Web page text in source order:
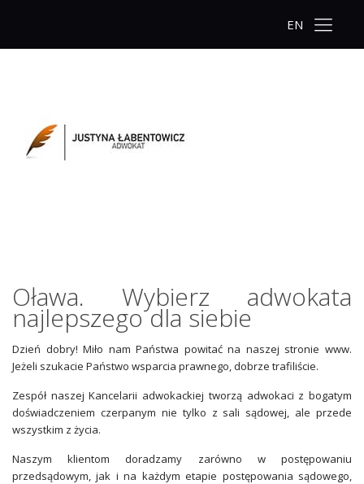
EN
Oława. Wybierz adwokata
najlepszego dla siebie
Dzień dobry! Miło nam Państwa powitać na naszej stronie www.
Jeżeli szukacie Państwo wsparcia prawnego, dobrze trafiliście.
Zespół naszej Kancelarii adwokackiej tworzą adwokaci z bogatym
doświadczeniem czerpanym nie tylko z sali sądowej, ale przede
wszystkim z życia.
Naszym klientom doradzamy zarówno w postępowaniu
przedsądowym, jak i na każdym etapie postępowania sądowego,